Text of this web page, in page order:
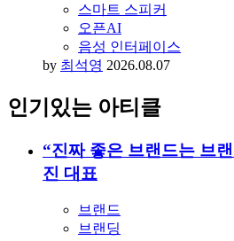
스마트 스피커
오픈AI
음성 인터페이스
by 최석영 2026.08.07
인기있는 아티클
“진짜 좋은 브랜드는 브
진 대표
브랜드
브랜딩